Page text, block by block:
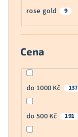
rose gold 9
Cena
do 1000 Kč 137
do 500 Kč 191